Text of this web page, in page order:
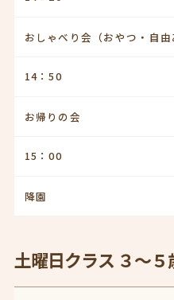
おしゃべり会（おやつ・自由
14：50
お帰りの会
15：00
降園
土曜日クラス ３～５